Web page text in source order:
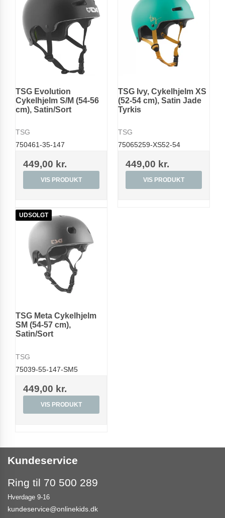
TSG Evolution
Cykelhjelm S/M (54-56
cm), Satin/Sort
TSG
750461-35-147
449,00 kr.
VIS PRODUKT
TSG Ivy, Cykelhjelm XS
(52-54 cm), Satin Jade
Tyrkis
TSG
75065259-XS52-54
449,00 kr.
VIS PRODUKT
UDSOLGT
TSG Meta Cykelhjelm
SM (54-57 cm),
Satin/Sort
TSG
75039-55-147-SM5
449,00 kr.
VIS PRODUKT
Kundeservice
Ring til 70 500 289
Hverdage 9-16
kundeservice@onlinekids.dk